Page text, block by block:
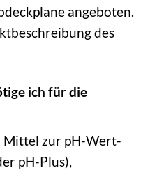
angeboten.
des
ich für die
Mittel zur pH-Wert-
pH-Plus),